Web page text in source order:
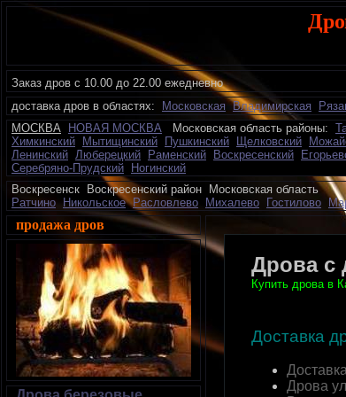
Заказ дров с 10.00 до 22.00 ежедневно
доставка дров в областях:
Московская Владимирская
МОСКВА
НОВАЯ МОСКВА Московская область районы:
Химкинский
Мытищинский Пушкинский Щелковский
Ленинский Люберецкий Раменский Воскресенский
Серебряно-Прудский
Ногинский
Воскресенск Воскресенский район Московская
Ратчино
Никольское Расловлево Михалево Гостилово
продажа дров
Дрова с
Купить дрова в
Доставка
Дрова